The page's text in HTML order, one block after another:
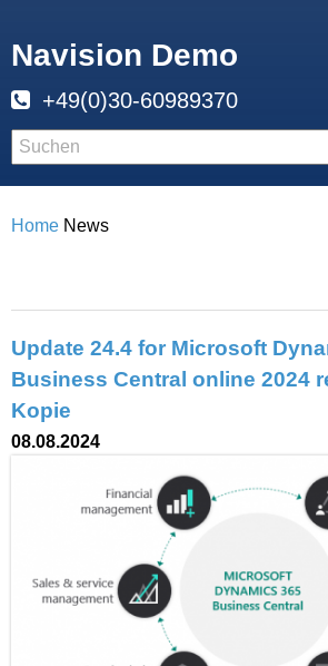
Navision Demo
+49(0)30-60989370
Home News
Update 24.4 for Microsoft
Business Central online 2024
Kopie
08.08.2024